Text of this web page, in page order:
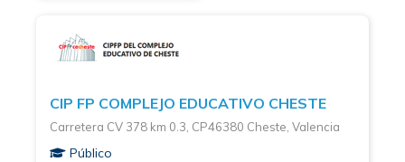
CIP FP COMPLEJO EDUCATIVO CHESTE
Carretera CV 378 km 0.3, CP46380 Cheste, Valencia
Público